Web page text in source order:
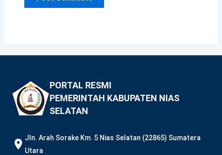
PORTAL RESMI
PEMERINTAH KABUPATEN NIAS
SELATAN
JIn. Arah Sorake Km. 5 Nias Selatan (22865) Sumatera
Utara